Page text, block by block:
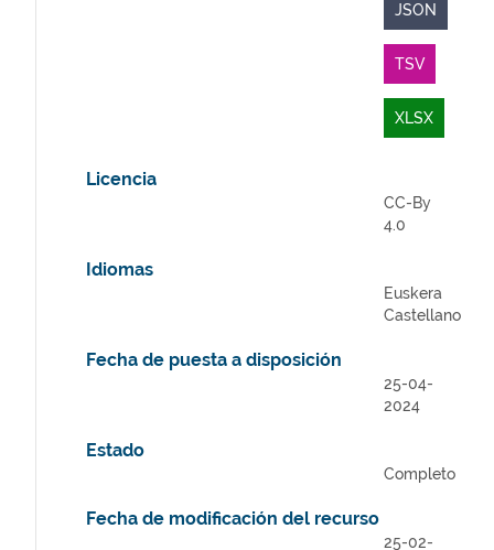
JSON
TSV
XLSX
Licencia
CC-By
4.0
Idiomas
Euskera
Castellano
Fecha de puesta a disposición
25-04-
2024
Estado
Completo
Fecha de modificación del recurso
25-02-